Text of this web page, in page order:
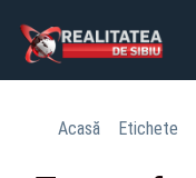
Acasă Etichete